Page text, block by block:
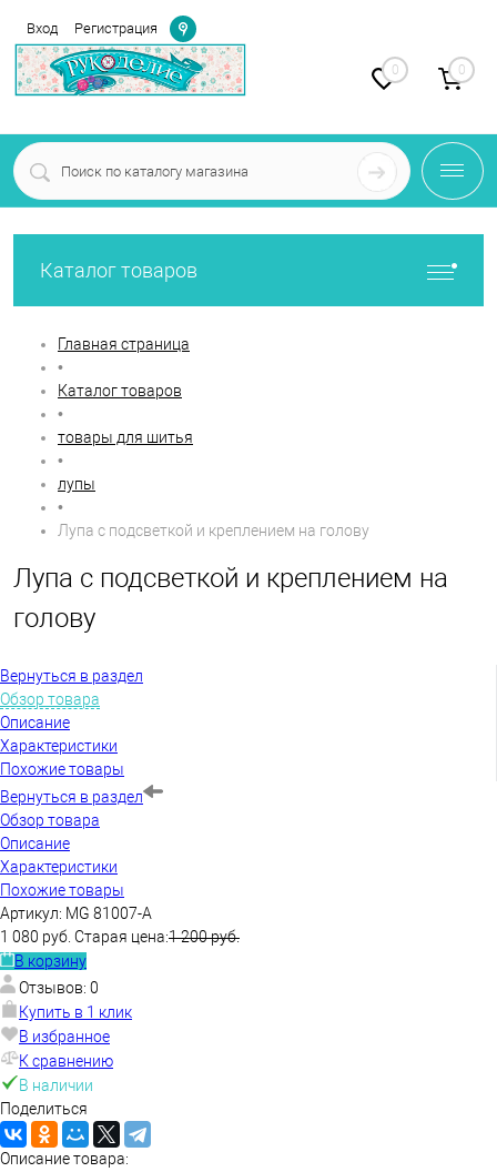
Вход Регистрация
Определение
0 0
Каталог товаров
Главная страница
•
Каталог товаров
•
товары для шитья
•
лупы
•
Лупа с подсветкой и креплением на голову
Лупа с подсветкой и креплением на
голову
Вернуться в раздел
Обзор товара
Описание
Характеристики
Похожие товары
Вернуться в раздел
Обзор товара
Описание
Характеристики
Похожие товары
Артикул: MG 81007-А
1 080 руб. Старая цена:1 200 руб.
В корзину
Отзывов: 0
Купить в 1 клик
В избранное
К сравнению
В наличии
Поделиться
Описание товара: